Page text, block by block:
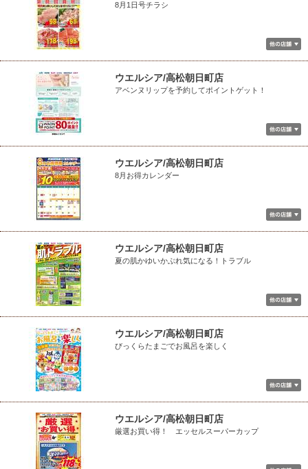
8月1日号チラシ
ウエルシア/高松朝日町店
アベンヌリップを予約してポイントゲット！
ウエルシア/高松朝日町店
8月お得カレンダー
ウエルシア/高松朝日町店
夏の肌かゆいかぶれ気になる！トラブル
ウエルシア/高松朝日町店
びっくらたまごでお風呂を楽しく
ウエルシア/高松朝日町店
厳選お買い得！ エッセルスーパーカップ